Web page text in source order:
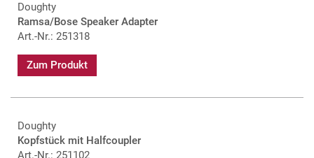
Doughty
Ramsa/Bose Speaker Adapter
Art.-Nr.: 251318
Zum Produkt
Doughty
Kopfstück mit Halfcoupler
Art.-Nr.: 251102